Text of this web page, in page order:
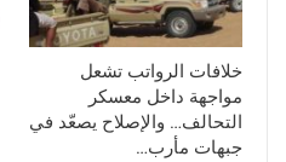
خلافات الرواتب تشعل
مواجهة داخل معسكر
التحالف… والإصلاح يصعّد في
جبهات مأرب…